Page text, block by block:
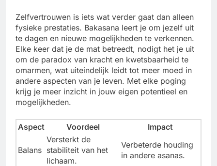
Zelfvertrouwen is iets wat verder gaat dan alleen
fysieke prestaties. Bakasana leert je om jezelf uit
te dagen en nieuwe mogelijkheden te verkennen.
Elke keer dat je de mat betreedt, nodigt het je uit
om de paradox van kracht en kwetsbaarheid te
omarmen, wat uiteindelijk leidt tot meer moed in
andere aspecten van je leven. Met elke poging
krijg je meer inzicht in jouw eigen potentieel en
mogelijkheden.
Aspect Voordeel Impact
Balans
Versterkt de
stabiliteit van het
lichaam.
Verbeterde houding
in andere asanas.